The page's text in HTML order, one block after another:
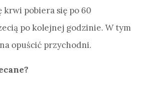
krwi pobiera się po 60
po kolejnej godzinie. W tym
opuścić przychodni.